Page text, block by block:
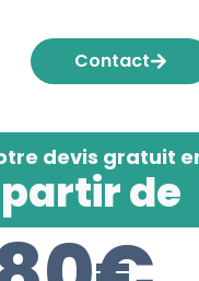
Contact
devis gratuit
de